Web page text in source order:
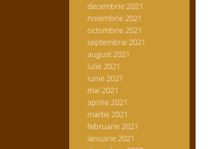
decembrie 2021
noiembrie 2021
octombrie 2021
septembrie 2021
august 2021
iulie 2021
iunie 2021
mai 2021
aprilie 2021
martie 2021
februarie 2021
ianuarie 2021